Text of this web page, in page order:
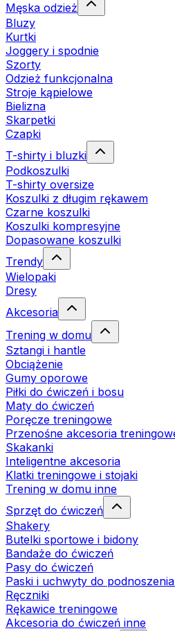
Męska odzież
Bluzy
Kurtki
Joggery i spodnie
Szorty
Odzież funkcjonalna
Stroje kąpielowe
Bielizna
Skarpetki
Czapki
T-shirty i bluzki
Podkoszulki
T-shirty oversize
Koszulki z długim rękawem
Czarne koszulki
Koszulki kompresyjne
Dopasowane koszulki
Trendy
Wielopaki
Dresy
Akcesoria
Trening w domu
Sztangi i hantle
Obciążenie
Gumy oporowe
Piłki do ćwiczeń i bosu
Maty do ćwiczeń
Poręcze treningowe
Przenośne akcesoria
Skakanki
Inteligentne akcesoria
Klatki treningowe i stojaki
Trening w domu inne
Sprzęt do ćwiczeń
Shakery
Butelki sportowe i bidony
Bandaże do ćwiczeń
Pasy do ćwiczeń
Paski i uchwyty do
Ręczniki
Rękawice treningowe
Akcesoria do ćwiczeń inne